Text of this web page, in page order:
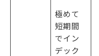
極めて
短期間
でイン
デック